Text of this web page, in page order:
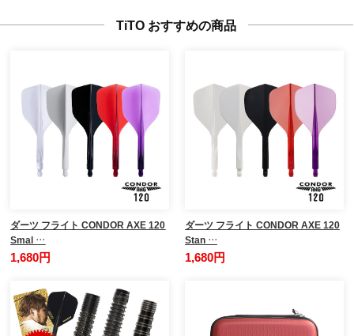
TiTO おすすめの商品
ダーツ フライト CONDOR AXE 120
Smal …
1,680円
ダーツ フライト CONDOR AXE 120
Stan …
1,680円